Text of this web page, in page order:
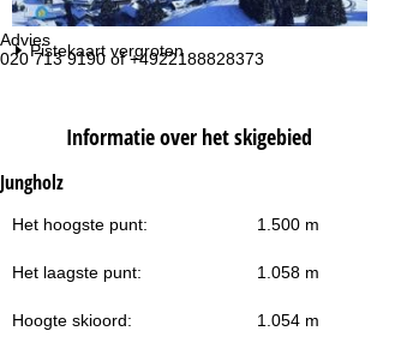
Advies
020 713 9190 of +4922188828373
Pistekaart vergroten
Informatie over het skigebied
Jungholz
Het hoogste punt: 1.500 m
Het laagste punt: 1.058 m
Hoogte skioord: 1.054 m